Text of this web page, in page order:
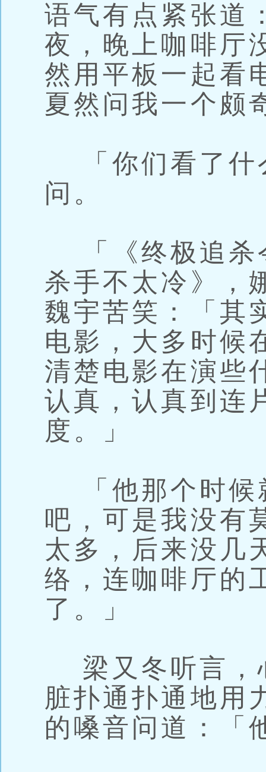
语气有点紧张道
夜，晚上咖啡厅
然用平板一起看
夏然问我一个颇
「你们看了什
问。
「《终极追杀
杀手不太冷》，
魏宇苦笑：「其
电影，大多时候
清楚电影在演些
认真，认真到连
度。」
「他那个时候
吧，可是我没有
太多，后来没几
络，连咖啡厅的
了。」
梁又冬听言，
脏扑通扑通地用
的嗓音问道：「